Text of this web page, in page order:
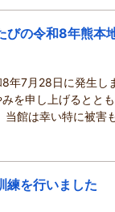
びの令和8年熊本
年7月28日に発生し
みを申し上げるとと
館は幸い特に被害
練を行いました